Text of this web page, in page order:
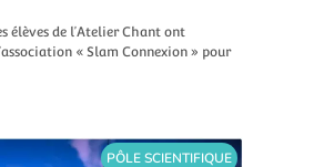
élèves de l’Atelier Chant ont
« Slam Connexion » pour
PÔLE SCIENTIFIQUE